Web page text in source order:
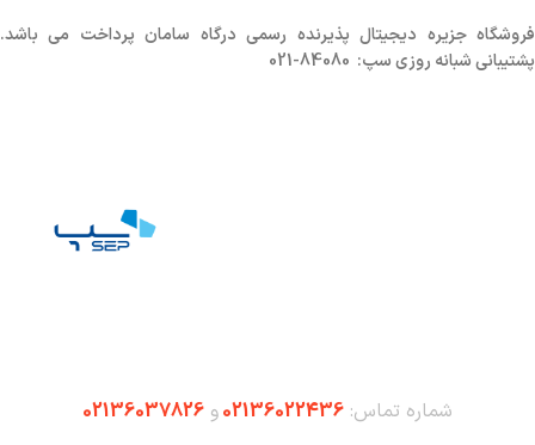
فروشگاهجزیره دیجیتال پذیرنده رسمی درگاه سامان پرداخت می باشد.
پشتیبانی شبانه روزی سپ: 84080-021
شماره تماس: 02136022436و 02136037826